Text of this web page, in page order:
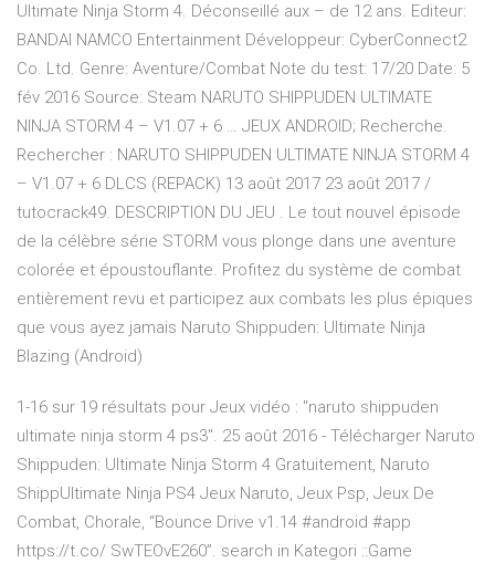
Ultimate Ninja Storm 4. Déconseillé aux – de 12 ans. Editeur:
BANDAI NAMCO Entertainment Développeur: CyberConnect2
Co. Ltd. Genre: Aventure/Combat Note du test: 17/20 Date: 5
fév 2016 Source: Steam NARUTO SHIPPUDEN ULTIMATE
NINJA STORM 4 – V1.07 + 6 … JEUX ANDROID; Recherche.
Rechercher : NARUTO SHIPPUDEN ULTIMATE NINJA STORM 4
– V1.07 + 6 DLCS (REPACK) 13 août 2017 23 août 2017 /
tutocrack49. DESCRIPTION DU JEU . Le tout nouvel épisode
de la célèbre série STORM vous plonge dans une aventure
colorée et époustouflante. Profitez du système de combat
entièrement revu et participez aux combats les plus épiques
que vous ayez jamais Naruto Shippuden: Ultimate Ninja
Blazing (Android)
1-16 sur 19 résultats pour Jeux vidéo : "naruto shippuden
ultimate ninja storm 4 ps3". 25 août 2016 - Télécharger Naruto
Shippuden: Ultimate Ninja Storm 4 Gratuitement, Naruto
ShippUltimate Ninja PS4 Jeux Naruto, Jeux Psp, Jeux De
Combat, Chorale, “Bounce Drive v1.14 #android #app
https://t.co/ SwTEOvE260”. search in Kategori ::Game